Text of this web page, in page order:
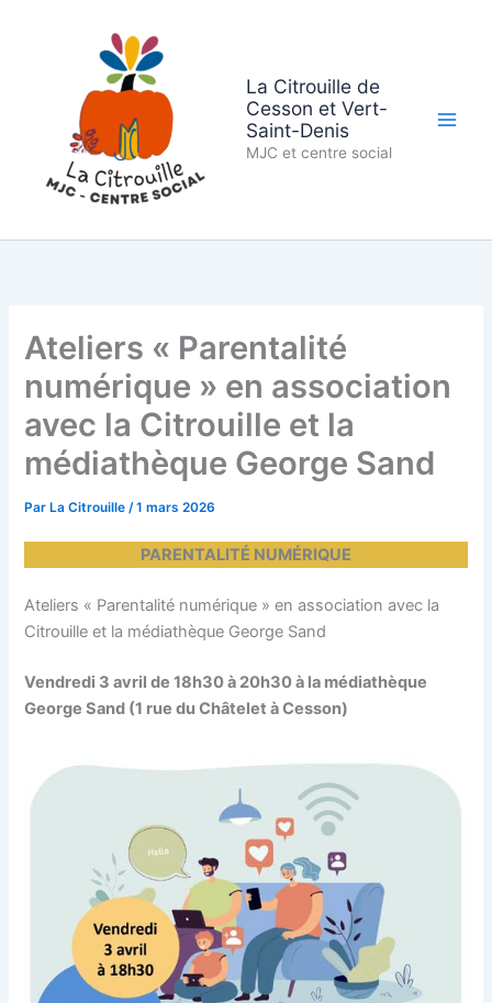
La Citrouille de
Cesson et Vert-
Saint-Denis
MJC et centre social
Ateliers « Parentalité
numérique » en association
avec la Citrouille et la
médiathèque George Sand
Par La Citrouille/1 mars 2026
PARENTALITÉ NUMÉRIQUE
Ateliers « Parentalité numérique » en association avec la
Citrouille et la médiathèque George Sand
Vendredi 3 avril de 18h30 à 20h30 à la médiathèque
George Sand (1 rue du Châtelet à Cesson)